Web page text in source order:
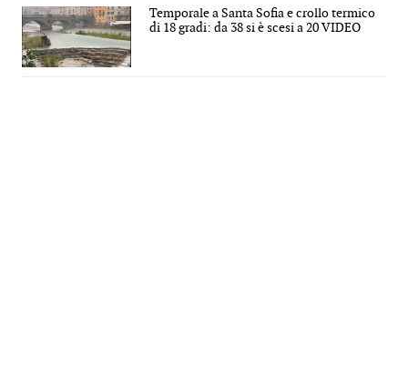
Temporale a Santa Sofia e crollo termico
di 18 gradi: da 38 si è scesi a 20 VIDEO